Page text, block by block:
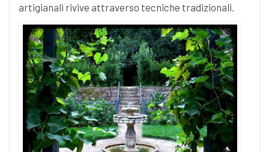
artigianali rivive attraverso tecniche tradizionali.